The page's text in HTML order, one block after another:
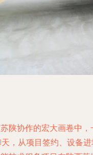
陕协作的宏大画卷中
，从项目签约、设备